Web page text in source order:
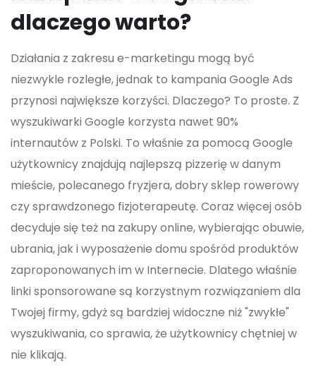
dlaczego warto?
Działania z zakresu e-marketingu mogą być
niezwykle rozległe, jednak to kampania Google Ads
przynosi największe korzyści. Dlaczego? To proste. Z
wyszukiwarki Google korzysta nawet 90%
internautów z Polski. To właśnie za pomocą Google
użytkownicy znajdują najlepszą pizzerię w danym
mieście, polecanego fryzjera, dobry sklep rowerowy
czy sprawdzonego fizjoterapeutę. Coraz więcej osób
decyduje się też na zakupy online, wybierając obuwie,
ubrania, jak i wyposażenie domu spośród produktów
zaproponowanych im w Internecie. Dlatego właśnie
linki sponsorowane są korzystnym rozwiązaniem dla
Twojej firmy, gdyż są bardziej widoczne niż "zwykłe"
wyszukiwania, co sprawia, że użytkownicy chętniej w
nie klikają.